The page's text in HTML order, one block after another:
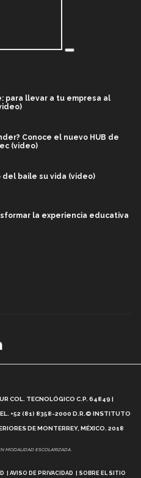
para llevar a tu empresa al
Conoce el nuevo HUB de
(video)
del baile su vida (video)
la experiencia educativa
Educativo Tec? (video)
e Inteligencia Artificial, Paola
COL. TECNOLÓGICO C.P. 64849 |
+52 (81) 8358-2000 D.R.© INSTITUTO
DE MONTERREY, MÉXICO. 2018
MODALIDAD ESCOLARIZADA.
AVISO DE PRIVACIDAD SOBRE EL SITIO